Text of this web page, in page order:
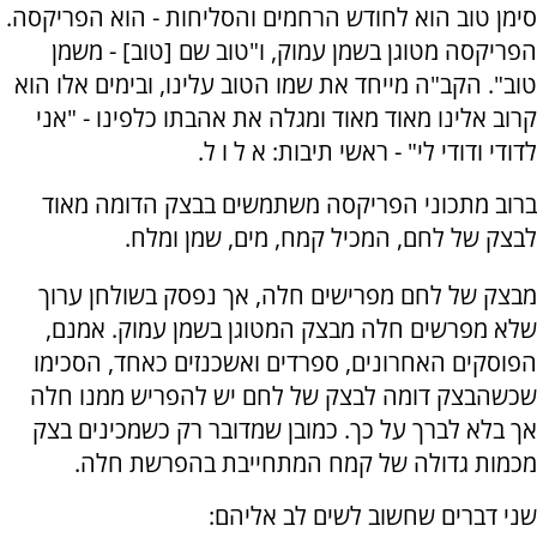
סימן טוב הוא לחודש הרחמים והסליחות - הוא הפריקסה.
הפריקסה מטוגן בשמן עמוק, ו"טוב שם [טוב] - משמן
טוב". הקב"ה מייחד את שמו הטוב עלינו, ובימים אלו הוא
קרוב אלינו מאוד מאוד ומגלה את אהבתו כלפינו - "אני
לדודי ודודי לי" - ראשי תיבות: א ל ו ל.
ברוב מתכוני הפריקסה משתמשים בבצק הדומה מאוד
לבצק של לחם, המכיל קמח, מים, שמן ומלח.
מבצק של לחם מפרישים חלה, אך נפסק בשולחן ערוך
שלא מפרשים חלה מבצק המטוגן בשמן עמוק. אמנם,
הפוסקים האחרונים, ספרדים ואשכנזים כאחד, הסכימו
שכשהבצק דומה לבצק של לחם יש להפריש ממנו חלה
אך בלא לברך על כך. כמובן שמדובר רק כשמכינים בצק
מכמות גדולה של קמח המתחייבת בהפרשת חלה.
שני דברים שחשוב לשים לב אליהם: